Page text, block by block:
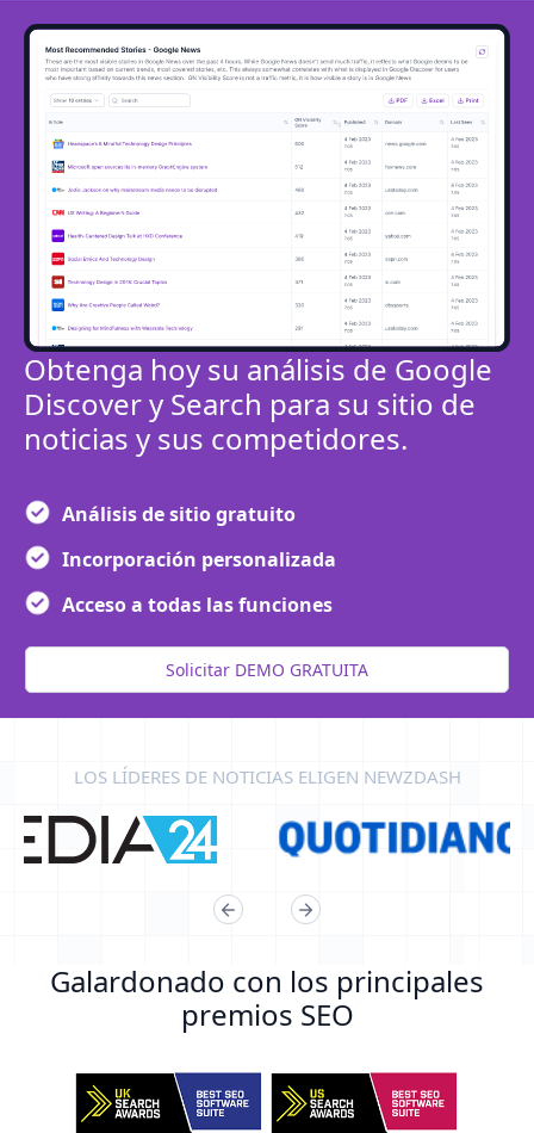
Obtenga hoy su análisis de Google
Discover y Search para su sitio de
noticias y sus competidores.
Análisis de sitio gratuito
Incorporación personalizada
Acceso a todas las funciones
Solicitar DEMO GRATUITA
LOS LÍDERES DE NOTICIAS ELIGEN NEWZDASH
Galardonado con los principales
premios SEO